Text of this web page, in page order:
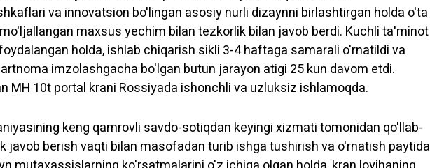
va innovatsion bo'lingan asosiy nurli dizaynni birlashtirgan holda o'ta
maxsus yechim bilan tezkorlik bilan javob berdi. Kuchli ta'minot
holda, ishlab chiqarish sikli 3-4 haftaga samarali o'rnatildi va
imzolashgacha bo'lgan butun jarayon atigi 25 kun davom etdi.
MH 10t portal krani Rossiyada ishonchli va uzluksiz ishlamoqda.
keng qamrovli savdo-sotiqdan keyingi xizmati tomonidan qo'llab-
javob berish vaqti bilan masofadan turib ishga tushirish va o'rnatish paytida